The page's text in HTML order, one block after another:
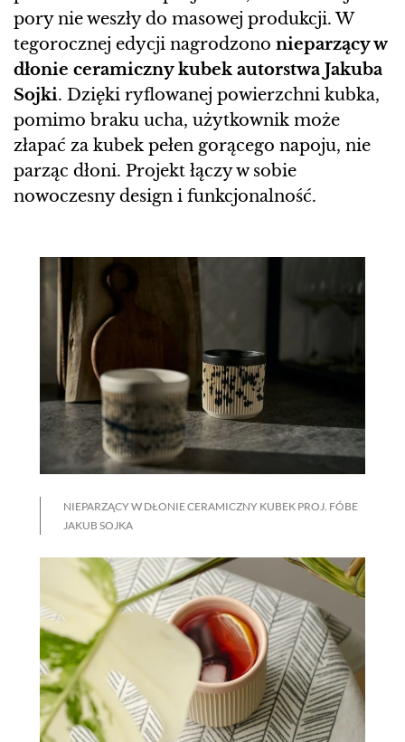
pory nie weszły do masowej produkcji. W
tegorocznej edycji nagrodzono nieparzący w
dłonie ceramiczny kubek autorstwa Jakuba
Sojki. Dzięki ryflowanej powierzchni kubka,
pomimo braku ucha, użytkownik może
złapać za kubek pełen gorącego napoju, nie
parząc dłoni. Projekt łączy w sobie
nowoczesny design i funkcjonalność.
NIEPARZĄCY W DŁONIE CERAMICZNY KUBEK PROJ. FÓBE
JAKUB SOJKA